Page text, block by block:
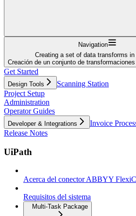
Navigation
Creating a set of data transforms in
Creación de un conjunto de
Get Started
Design Tools
Scanning Station
Project Setup
Administration
Operator Guides
Developer & Integrations
Invoice
Release Notes
UiPath
Acerca del conector ABBYY
Requisitos del sistema
Multi-Task Package